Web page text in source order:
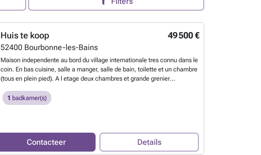
49 500 €
Huis te koop
52400 Bourbonne-les-Bains
Maison independente au bord du village internationale tres connu dans le
coin. En bas cuisine, salle a manger, salle de bain, toilette et un chambre
(tous en plein pied). A l etage deux chambres et grande grenier
et jardin/ verger/ potager a deux pas (l autre coté de la route). La route qui
vous menez dans plein verdure et les bois du village. Idéal pour des
1 badkamer(s)
Contacteer Details